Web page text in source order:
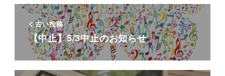
古い投稿
【中止】5/3中止のお知らせ